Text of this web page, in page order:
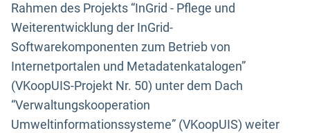
Rahmen des Projekts “InGrid - Pflege und
Weiterentwicklung der InGrid-
Softwarekomponenten zum Betrieb von
Internetportalen und Metadatenkatalogen”
(VKoopUIS-Projekt Nr. 50) unter dem Dach
“Verwaltungskooperation
Umweltinformationssysteme” (VKoopUIS) weiter